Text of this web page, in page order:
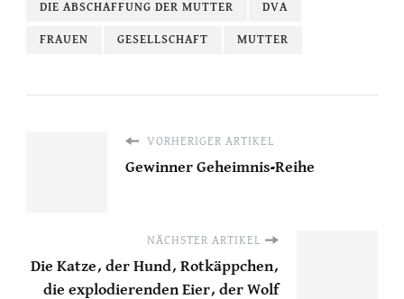
DIE ABSCHAFFUNG DER MUTTER DVA
FRAUEN GESELLSCHAFT MUTTER
VORHERIGER ARTIKEL
Gewinner Geheimnis-Reihe
NÄCHSTER ARTIKEL
Die Katze, der Hund, Rotkäppchen,
die explodierenden Eier, der Wolf